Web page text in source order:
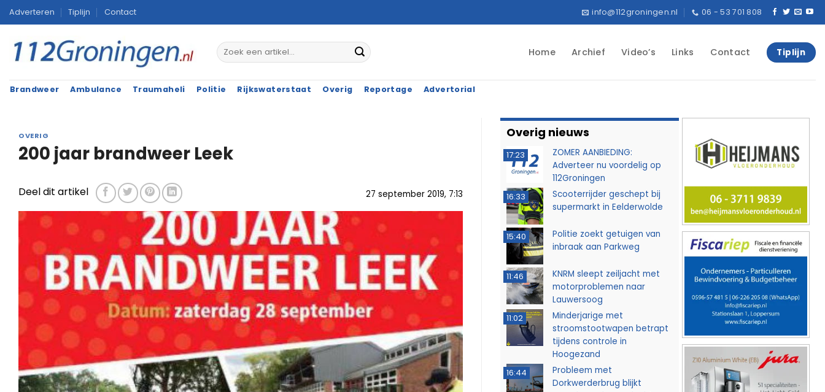
Ga
naar
inhoud
Adverteren Tiplijn Contact info@112groningen.nl 06 - 53 701 808
Home Archief Video’s Links Contact Tiplijn
Brandweer Ambulance Traumaheli Politie Rijkswaterstaat Overig Reportage Advertorial
OVERIG
200 jaar brandweer Leek
27 september 2019, 7:13
Deel dit artikel
Overig nieuws
17:23
ZOMER AANBIEDING:
Adverteer nu voordelig op
112Groningen
16:33
Scooterrijder geschept bij
supermarkt in Eelderwolde
15:40
Politie zoekt getuigen van
inbraak aan Parkweg
11:46
KNRM sleept zeiljacht met
motorproblemen naar
Lauwersoog
11:02
Minderjarige met
stroomstootwapen betrapt
tijdens controle in
Hoogezand
16:44
Probleem met
Dorkwerderbrug blijkt